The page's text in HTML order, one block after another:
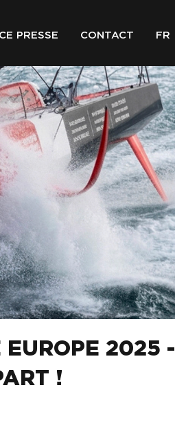
PRESSE CONTACT FR
EUROPE 2025 -
!